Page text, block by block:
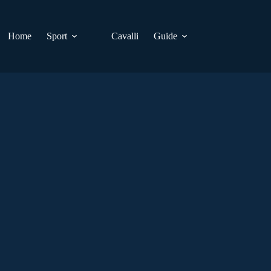
Home
Sport Cavalli Guide